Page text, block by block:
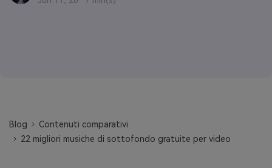
Blog
Contenuti comparativi
22 migliori musiche di sottofondo gratuite per video